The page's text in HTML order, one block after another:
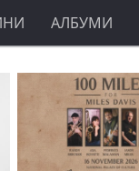
АЛБУМИ